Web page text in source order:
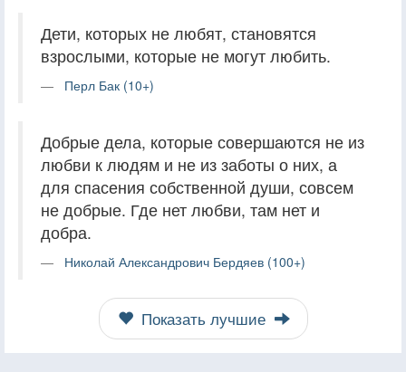
Дети, которых не любят, становятся
взрослыми, которые не могут любить.
Перл Бак (10+)
Добрые дела, которые совершаются не из
любви к людям и не из заботы о них, а
для спасения собственной души, совсем
не добрые. Где нет любви, там нет и
добра.
Николай Александрович Бердяев (100+)
Показать лучшие